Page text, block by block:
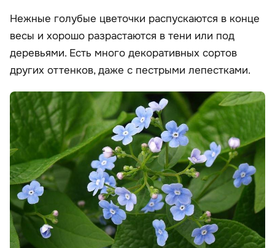
Нежные голубые цветочки распускаются в конце
весы и хорошо разрастаются в тени или под
деревьями. Есть много декоративных сортов
других оттенков, даже с пестрыми лепестками.